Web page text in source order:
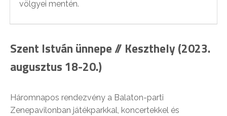
völgyei mentén.
Szent István ünnepe // Keszthely (2023.
augusztus 18-20.)
Háromnapos rendezvény a Balaton-parti
Zenepavilonban játékparkkal, koncertekkel és